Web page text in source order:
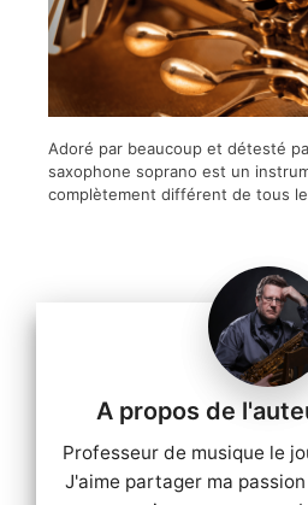
Adoré par beaucoup et détesté
saxophone soprano est un
complètement différent de tous
Professeur de musique le
J'aime partager ma